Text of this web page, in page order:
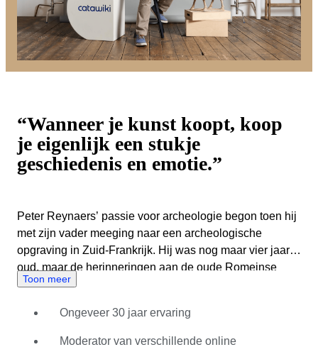
“Wanneer je kunst koopt, koop
je eigenlijk een stukje
geschiedenis en emotie.”
Peter Reynaers’ passie voor archeologie begon toen hij
met zijn vader meeging naar een archeologische
opgraving in Zuid-Frankrijk. Hij was nog maar vier jaar
oud, maar de herinneringen aan de oude Romeinse
amforen die ze uit het water trokken zijn hem altijd
over Toetanchamon dan de de stripboeken die andere
kinderen van zijn leeftijd graag lazen. Dit was het begin
Toon meer
Ongeveer 30 jaar ervaring
Moderator van verschillende online